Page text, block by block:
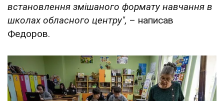
встановлення змішаного формату навчання в
школах обласного центру", – написав
Федоров.